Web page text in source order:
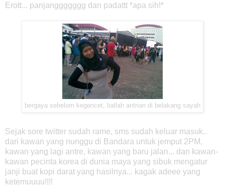
Erott... panjanggggggg dan padattt *apa sih!*
bergaya sebelom kegencet, liatlah antrian di belakang sayah
Sejak sore twitter sudah rame, sms sudah keluar masuk..
dari kawan yang nunggu di Bandara untuk jemput 2PM,
kawan yang lagi antre, kawan yang baru jalan... dan kawan-
kawan pecinta korea di dunia maya yang sibuk mengatur
janji buat kopi darat yang hasilnya... kagak adeee yang
ketemuuuu!!!!